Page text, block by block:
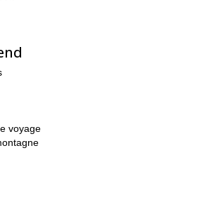
et du trekking, nous dormirons dans de
pour réserver votre programme, et
nos autres programmes alpins :
Blanc en 5 jours.
voyage